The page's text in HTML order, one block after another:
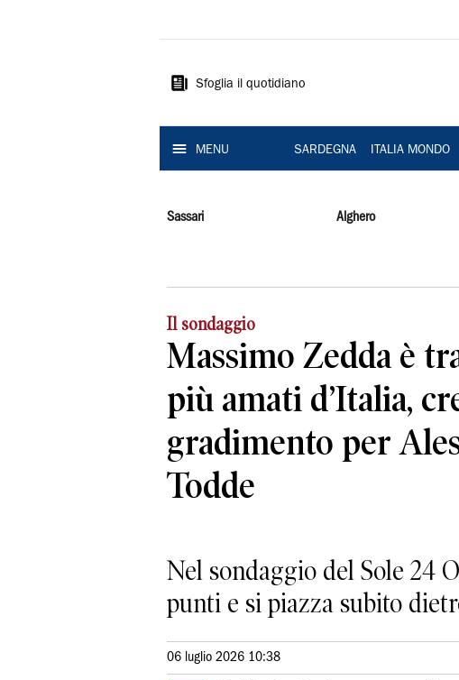
Sardegna
Sfoglia il quotidiano
MENU SARDEGNA ITALIA MONDO
Sassari Alghero
Il sondaggio
Massimo Zedda è
più amati d’Italia,
gradimento per
Todde
Nel sondaggio del Sole 24
punti e si piazza subito
06 luglio 2026 10:38